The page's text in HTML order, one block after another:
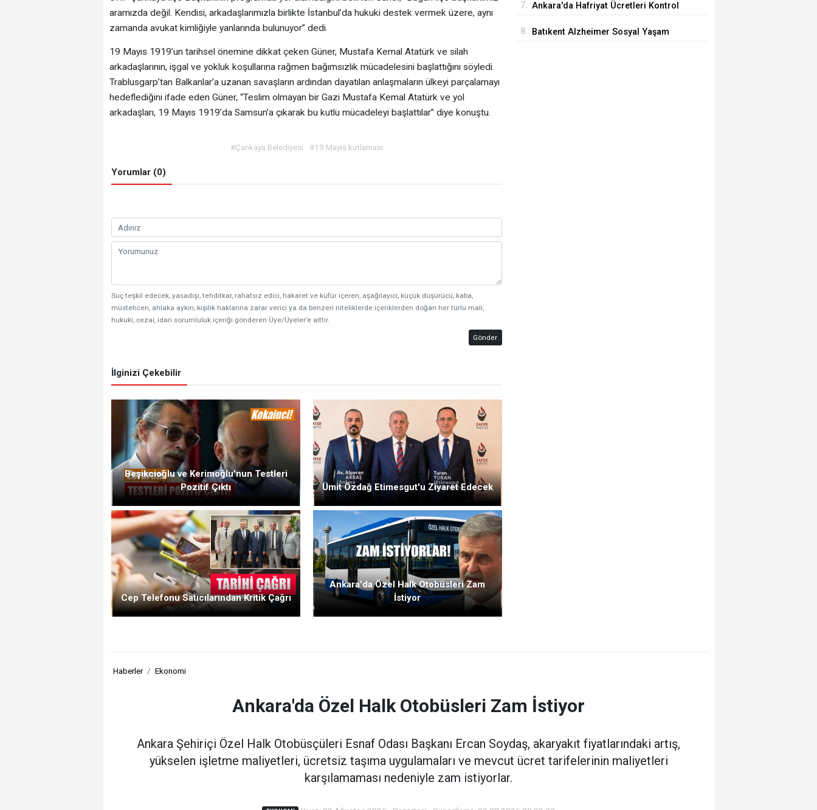
aramızda değil. Kendisi, arkadaşlarımızla birlikte İstanbul’da hukuki destek vermek üzere, aynı
zamanda avukat kimliğiyle yanlarında bulunuyor” dedi.
19 Mayıs 1919’un tarihsel önemine dikkat çeken Güner, Mustafa Kemal Atatürk ve silah
arkadaşlarının, işgal ve yokluk koşullarına rağmen bağımsızlık mücadelesini başlattığını söyledi.
Trablusgarp’tan Balkanlar’a uzanan savaşların ardından dayatılan anlaşmaların ülkeyi parçalamayı
hedeflediğini ifade eden Güner, “Teslim olmayan bir Gazi Mustafa Kemal Atatürk ve yol
arkadaşları, 19 Mayıs 1919’da Samsun’a çıkarak bu kutlu mücadeleyi başlattılar” diye konuştu.
#Çankaya Belediyesi #19 Mayıs kutlaması
Yorumlar (0)
Suç teşkil edecek, yasadışı, tehditkar, rahatsız edici, hakaret ve küfür içeren, aşağılayıcı, küçük düşürücü, kaba,
müstehcen, ahlaka aykırı, kişilik haklarına zarar verici ya da benzeri niteliklerde içeriklerden doğan her türlü mali,
hukuki, cezai, idari sorumluluk içeriği gönderen Üye/Üyeler’e aittir.
Gönder
İlginizi Çekebilir
Beşikcioğlu ve Kerimoğlu'nun Testleri
Pozitif Çıktı
Ümit Özdağ Etimesgut'u Ziyaret Edecek
Cep Telefonu Satıcılarından Kritik Çağrı
Ankara'da Özel Halk Otobüsleri Zam
İstiyor
7. Ankara'da Hafriyat Ücretleri Kontrol
8. Batıkent Alzheimer Sosyal Yaşam
Haberler Ekonomi
Ankara'da Özel Halk Otobüsleri Zam İstiyor
Ankara Şehiriçi Özel Halk Otobüsçüleri Esnaf Odası Başkanı Ercan Soydaş, akaryakıt fiyatlarındaki artış,
yükselen işletme maliyetleri, ücretsiz taşıma uygulamaları ve mevcut ücret tarifelerinin maliyetleri
karşılamaması nedeniyle zam istiyorlar.